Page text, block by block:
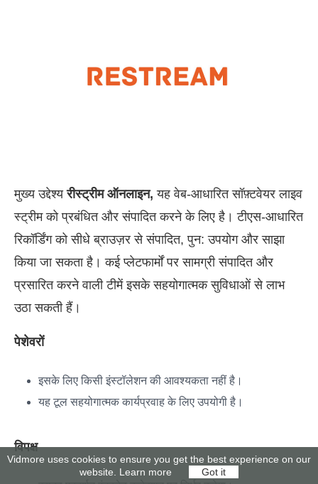
मुख्य उद्देश्यरीस्ट्रीम ऑनलाइन, यह वेब-आधारित सॉफ़्टवेयर लाइव
स्ट्रीम को प्रबंधित और संपादित करने के लिए है। टीएस-आधारित
रिकॉर्डिंग को सीधे ब्राउज़र से संपादित, पुन: उपयोग और साझा
किया जा सकता है। कई प्लेटफार्मों पर सामग्री संपादित और
प्रसारित करने वाली टीमें इसके सहयोगात्मक सुविधाओं से लाभ
उठा सकती हैं।
पेशेवरों
इसके लिए किसी इंस्टॉलेशन की आवश्यकता नहीं है।
यह टूल सहयोगात्मक कार्यप्रवाह के लिए उपयोगी है।
विपक्ष
Vidmore uses cookies to ensure you get the best experience on our
website. Learn more Got it